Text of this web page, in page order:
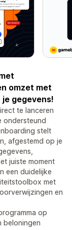
omzet met
gegevens!
te lanceren
ondersteund
stelt
afgestemd op je
juiste moment
een duidelijke
met
en
op
beloningen